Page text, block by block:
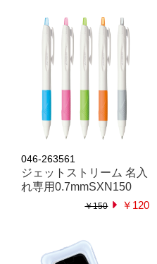
046-263561
ジェットストリーム 名入
れ専用0.7mmSXN150
￥150 ￥120